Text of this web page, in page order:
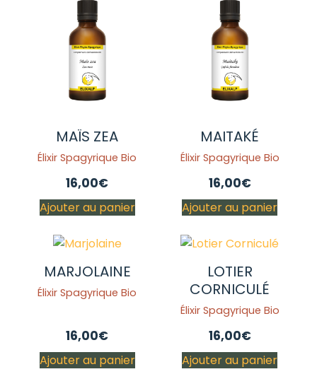
MAÏS ZEA
Élixir Spagyrique Bio
16,00€
Ajouter au panier
MAITAKÉ
Élixir Spagyrique Bio
16,00€
Ajouter au panier
MARJOLAINE
Élixir Spagyrique Bio
16,00€
Ajouter au panier
LOTIER
CORNICULÉ
Élixir Spagyrique Bio
16,00€
Ajouter au panier